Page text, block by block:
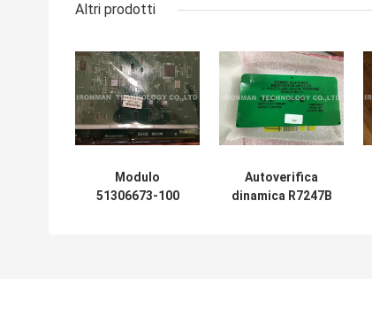
Altri prodotti
Modulo
51306673-100
Autoverifica
dinamica R7247B